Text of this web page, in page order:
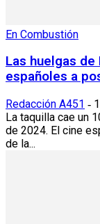
En Combustión
Las huelgas
españoles a
Redacción A451 -
La taquilla cae un
de 2024. El cine
de la...